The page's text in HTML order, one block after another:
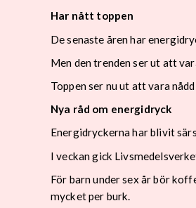
Har nått toppen
De senaste åren har
Men den trenden ser ut att
Toppen ser nu ut att vara
Nya råd om energidryck
Energidryckerna har blivit
I veckan gick
För barn under sex år bör
mycket per burk.